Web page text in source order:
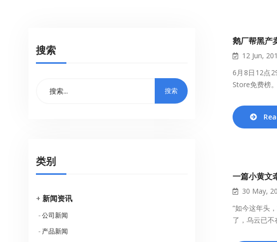
鹅厂帮黑产
12 Jun,
6月8日12点
Store免费榜
一篇小黄文
30 May,
“如今这年头
了，乌云已不
搜索
类别
+ 新闻资讯
-公司新闻
- 产品新闻